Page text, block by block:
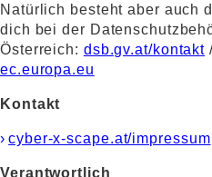
Natürlich besteht aber auch
dich bei der
Österreich: dsb.gv.at/kontakt
ec.europa.eu
Kontakt
cyber-x-scape.at/impressum
Verantwortlich